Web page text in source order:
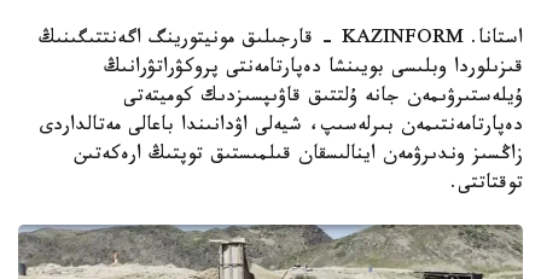
استانا. KAZINFORM - قارجىلىق مونيتورينگ اگەنتتىگىنىڭ
قىزىلوردا وبلىسى بويىنشا دەپارتامەنتى پروكۋراتۋرانىڭ
ۇيلەستىرۋىمەن جانە ۇلتتىق قاۋىپسىزدىك كوميتەتى
دەپارتامەنتىمەن بىرلەسىپ، شيەلى اۋدانىندا باعالى مەتالداردى
زاڭسىز وندىرۋمەن اينالىسقان قىلمىستىق توپتىڭ ارەكەتىن
توقتاتتى.